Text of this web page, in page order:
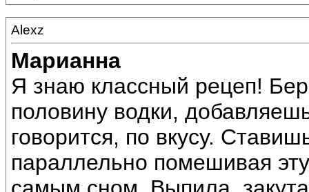
Alexz
Марианна
Я знаю классный рецеп!
половину водки,
говорится, по вкусу.
параллельно помешивая